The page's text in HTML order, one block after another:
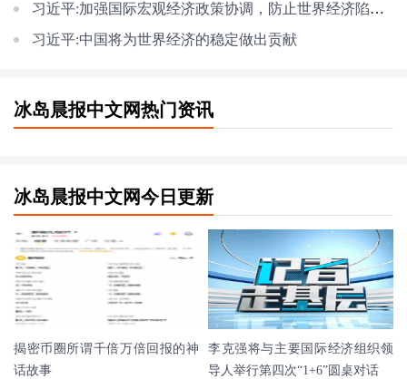
习近平:加强国际宏观经济政策协调，防止世界经济陷入衰退
习近平:中国将为世界经济的稳定做出贡献
冰岛晨报中文网热门资讯
冰岛晨报中文网今日更新
揭密币圈所谓千倍万倍回报的神
话故事
李克强将与主要国际经济组织领
导人举行第四次“1+6”圆桌对话